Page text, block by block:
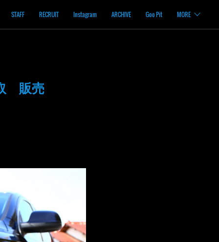
STAFF RECRUIT Instagram ARCHIVE Goo Pit MORE
販売